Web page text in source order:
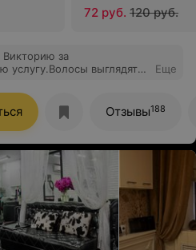
72 руб. 120 руб.
за
услугу.Волосы выглядят
Еще
Отзывы188